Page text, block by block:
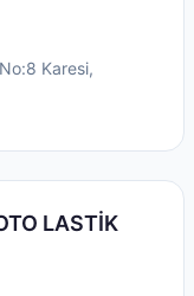
Karesi,
LASTİK